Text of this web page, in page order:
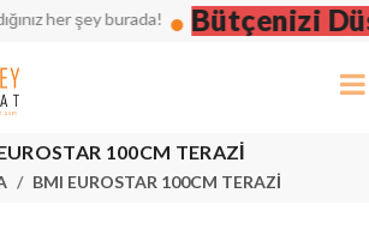
her şey burada! Bütçenizi
100CM TERAZİ
BMI EUROSTAR 100CM TERAZİ